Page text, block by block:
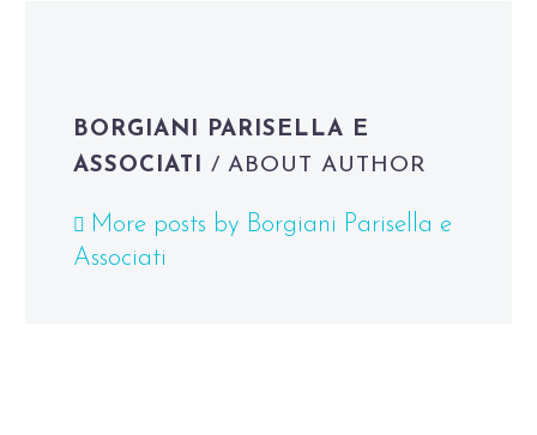
BORGIANI PARISELLA E
ASSOCIATI / ABOUT AUTHOR
More posts by Borgiani Parisella e
Associati